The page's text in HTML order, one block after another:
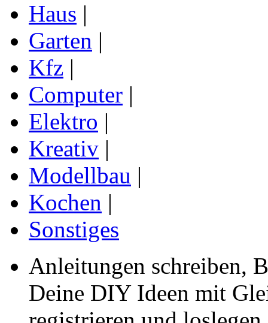
Haus |
Garten |
Kfz |
Computer |
Elektro |
Kreativ |
Modellbau |
Kochen |
Sonstiges
Anleitungen schreiben,
Deine DIY Ideen mit